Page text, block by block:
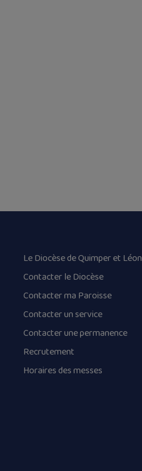
Le Diocèse de Quimper et Léon
Contacter le Diocèse
Contacter ma Paroisse
Contacter un service
Contacter une permanence
Recrutement
Horaires des messes